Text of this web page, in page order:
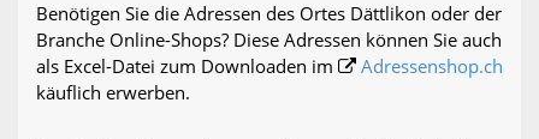
Benötigen Sie die Adressen des Ortes Dättlikon oder der
Branche Online-Shops? Diese Adressen können Sie auch
als Excel-Datei zum Downloaden im
Adressenshop.ch
käuflich erwerben.